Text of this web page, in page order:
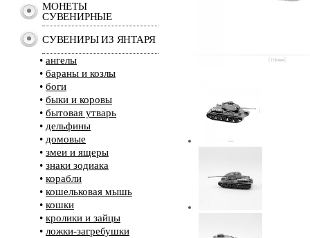
МОНЕТЫ
СУВЕНИРНЫЕ
СУВЕНИРЫ ИЗ ЯНТАРЯ
• ангелы
• бараны и козлы
• боги
• быки и коровы
• бытовая утварь
• дельфины
• домовые
• змеи и ящеры
• знаки зодиака
• корабли
• кошельковая мышь
• кошки
• кролики и зайцы
• ложки-загребушки